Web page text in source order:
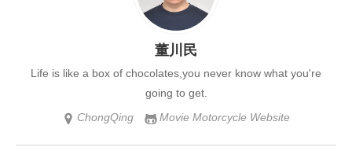
董川民
Life is like a box of chocolates,you never know what you're
going to get.
 ChongQing Movie Motorcycle Website